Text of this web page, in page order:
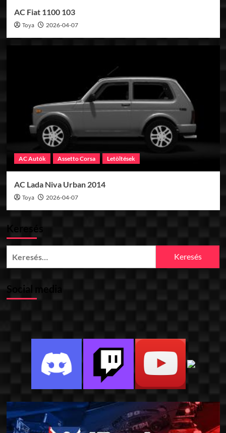
AC Fiat 1100 103
Toya 2026-04-07
AC Autók Assetto Corsa Letöltések
AC Lada Niva Urban 2014
Toya 2026-04-07
Keresés
Social media